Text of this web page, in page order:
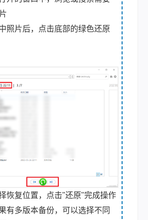
照片后，点击底部的绿色还原
恢复位置，点击"还原"完成操作
有多版本备份，可以选择不同